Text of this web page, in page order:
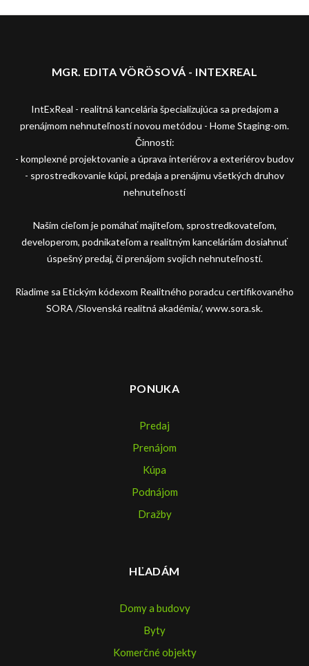
MGR. EDITA VÖRÖSOVÁ - INTEXREAL
IntExReal - realitná kancelária špecializujúca sa predajom a
prenájmom nehnuteľností novou metódou - Home Staging-om.
Činnosti:
- komplexné projektovanie a úprava interiérov a exteriérov budov
- sprostredkovanie kúpi, predaja a prenájmu všetkých druhov
nehnuteľností
Našim cieľom je pomáhať majiteľom, sprostredkovateľom,
developerom, podnikateľom a realitným kanceláriám dosiahnuť
úspešný predaj, či prenájom svojich nehnuteľností.
Riadime sa Etickým kódexom Realitného poradcu certifikovaného
SORA /Slovenská realitná akadémia/, www.sora.sk.
PONUKA
Predaj
Prenájom
Kúpa
Podnájom
Dražby
HĽADÁM
Domy a budovy
Byty
Komerčné objekty